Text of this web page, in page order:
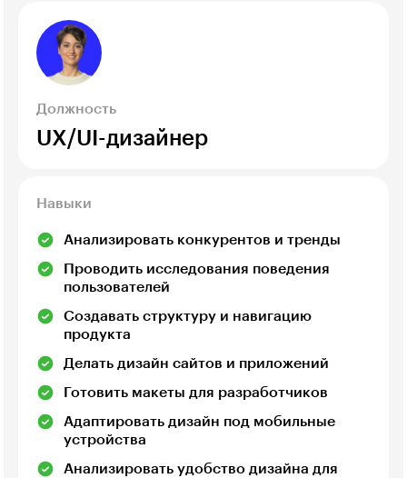
Должность
UX/UI-дизайнер
Навыки
Анализировать конкурентов и тренды
Проводить исследования поведения
пользователей
Создавать структуру и навигацию
продукта
Делать дизайн сайтов и приложений
Готовить макеты для разработчиков
Адаптировать дизайн под мобильные
устройства
Анализировать удобство дизайна для